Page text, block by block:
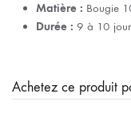
Matière : Bougie
Durée : 9 à 10
Achetez ce produit